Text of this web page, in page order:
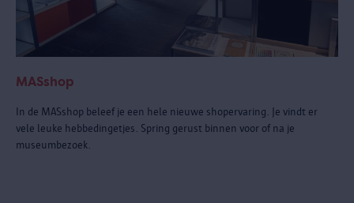
MASshop
In de MASshop beleef je een hele nieuwe shopervaring. Je vindt er
vele leuke hebbedingetjes. Spring gerust binnen voor of na je
museumbezoek.